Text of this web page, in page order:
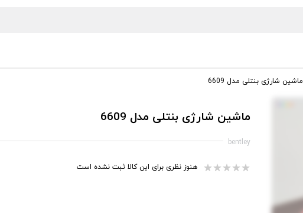
ماشین شارژی بنتلی مدل 6609
ماشین شارژی بنتلی مدل 6609
bentley
هنوز نظری برای این کالا ثبت نشده است